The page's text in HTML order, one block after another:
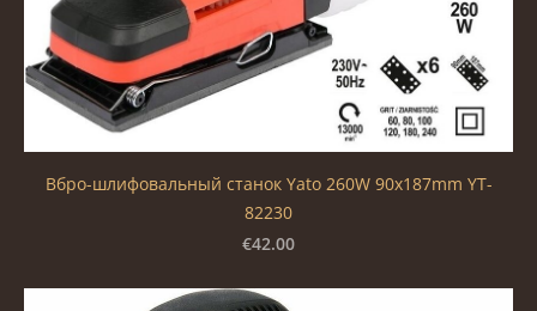
Вбро-шлифовальный станок Yato 260W 90x187mm YT-
82230
€42.00